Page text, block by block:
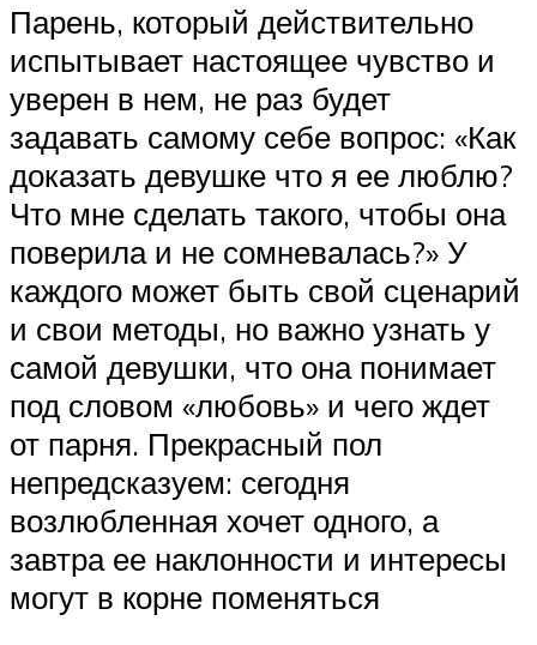
Парень, который действительно
испытывает настоящее чувство и
уверен в нем, не раз будет
задавать самому себе вопрос: «Как
доказать девушке что я ее люблю?
Что мне сделать такого, чтобы она
поверила и не сомневалась?» У
каждого может быть свой сценарий
и свои методы, но важно узнать у
самой девушки, что она понимает
под словом «любовь» и чего ждет
от парня. Прекрасный пол
непредсказуем: сегодня
возлюбленная хочет одного, а
завтра ее наклонности и интересы
могут в корне поменяться